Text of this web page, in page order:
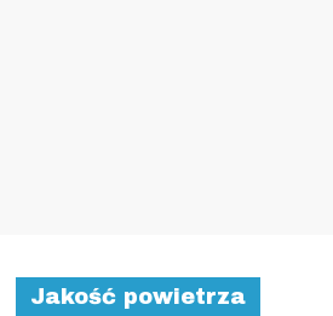
Jakość powietrza